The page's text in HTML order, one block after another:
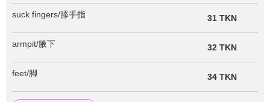
suck fingers/舔手指 31 TKN
armpit/腋下 32 TKN
feet/脚 34 TKN